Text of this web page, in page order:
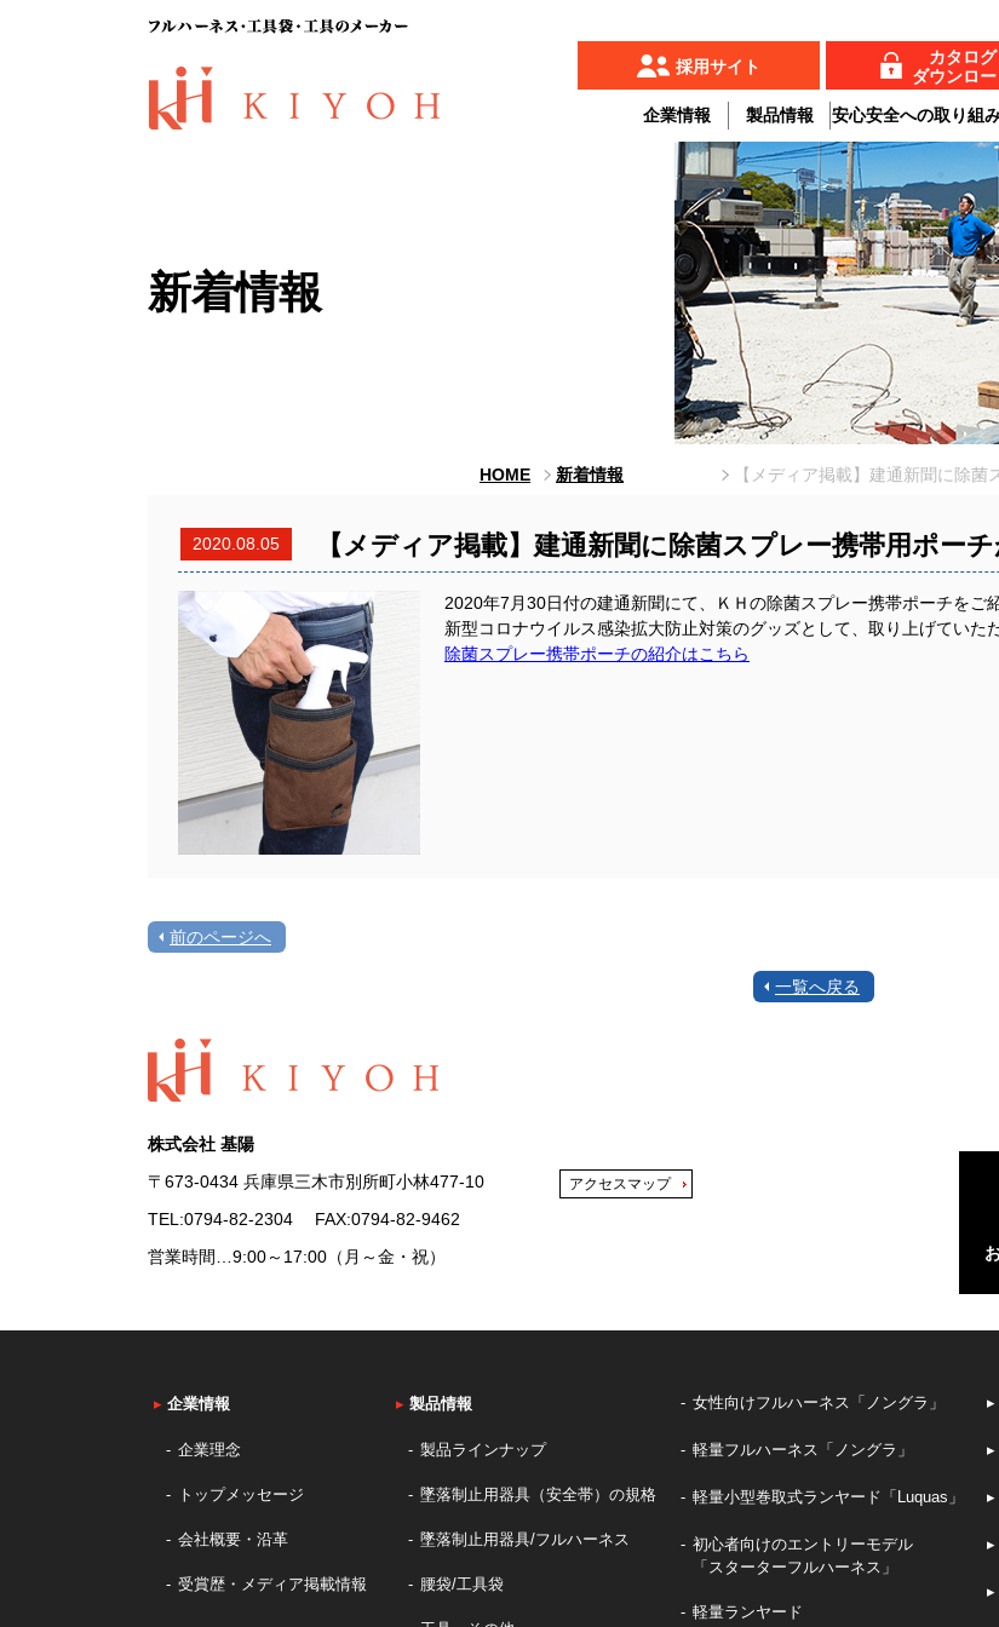
採用サイト
カタログ
ダウンロー
企業情報 製品情報 安心安全への取り組
新着情報
HOME 新着情報 【メディア掲載】建通新聞に除菌
2020.08.05 【メディア掲載】建通新聞に除菌スプレー携帯用ポー
2020年7月30日付の建通新聞にて、ＫＨの除菌スプレー携帯ポーチをご
新型コロナウイルス感染拡大防止対策のグッズとして、取り上げていた
除菌スプレー携帯ポーチの紹介はこちら
前のページへ
一覧へ戻る
株式会社 基陽
〒673-0434 兵庫県三木市別所町小林477-10
TEL:0794-82-2304 FAX:0794-82-9462
営業時間…9:00～17:00（月～金・祝）
アクセスマップ
▸ 企業情報
企業理念
トップメッセージ
会社概要・沿革
受賞歴・メディア掲載情報
▸製品情報
製品ラインナップ
墜落制止用器具（安全帯）の規格
墜落制止用器具/フルハーネス
腰袋/工具袋
女性向けフルハーネス「ノングラ」
軽量フルハーネス「ノングラ」
軽量小型巻取式ランヤード「Luquas」
初心者向けのエントリーモデル
「スターターフルハーネス」
軽量ランヤード
▸
▸
▸
▸
▸